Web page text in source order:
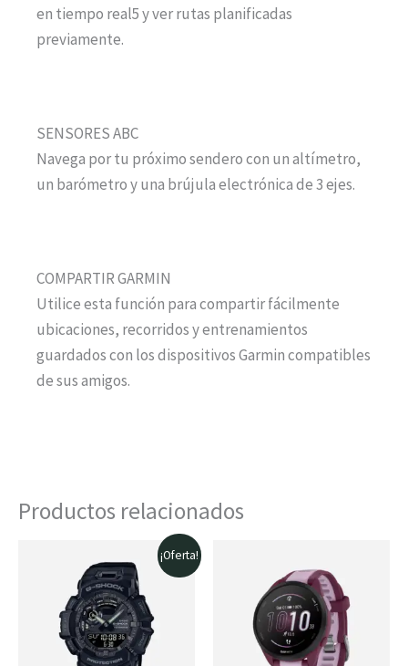
en tiempo real5 y ver rutas planificadas
previamente.
SENSORES ABC
Navega por tu próximo sendero con un altímetro,
un barómetro y una brújula electrónica de 3 ejes.
COMPARTIR GARMIN
Utilice esta función para compartir fácilmente
ubicaciones, recorridos y entrenamientos
guardados con los dispositivos Garmin compatibles
de sus amigos.
Productos relacionados
¡Oferta!
precio
original
era:
S/850.00.
precio
actual
es:
S/765.00.